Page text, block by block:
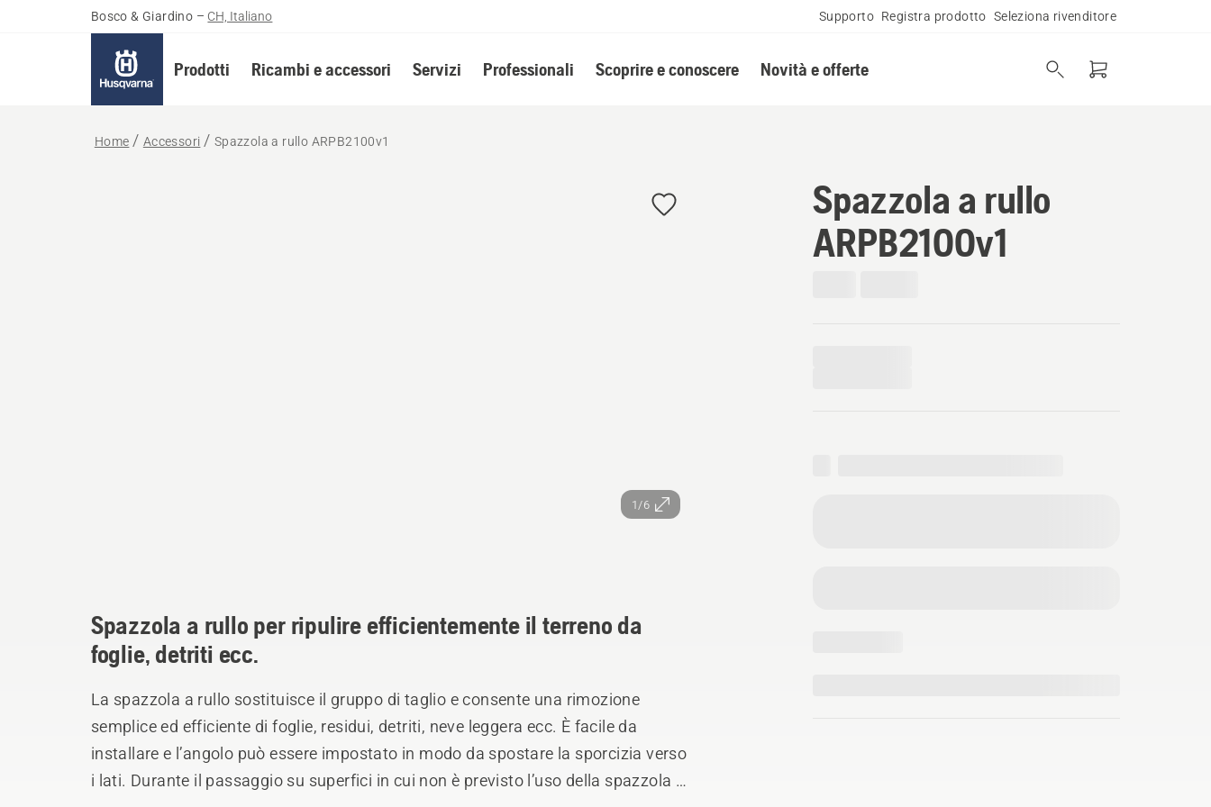
Bosco & Giardino – CH, Italiano Supporto Registra prodotto Seleziona rivenditore
Prodotti Ricambi e accessori Servizi Professionali Scoprire e conoscere Novità e offerte
Home Accessori Spazzola a rullo ARPB2100v1
1/6
Spazzola a rullo
ARPB2100v1
Spazzola a rullo per ripulire efficientemente il terreno da
foglie, detriti ecc.
La spazzola a rullo sostituisce il gruppo di taglio e consente una rimozione
semplice ed efficiente di foglie, residui, detriti, neve leggera ecc. È facile da
installare e l’angolo può essere impostato in modo da spostare la sporcizia verso
i lati. Durante il passaggio su superfici in cui non è previsto l’uso della spazzola a